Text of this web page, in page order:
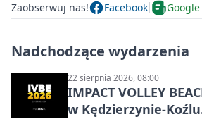
Zaobserwuj nas! Facebook
Nadchodzące wydarzenia
22 sierpnia 2026, 08:00
IMPACT VOLLEY
w Kędzierzynie-